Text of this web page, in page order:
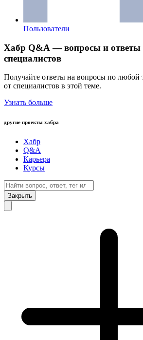
Пользователи
Хабр Q&A — вопросы и ответы
специалистов
Получайте ответы на вопросы по любой
от специалистов в этой теме.
Узнать больше
другие проекты хабра
Хабр
Q&A
Карьера
Курсы
Закрыть